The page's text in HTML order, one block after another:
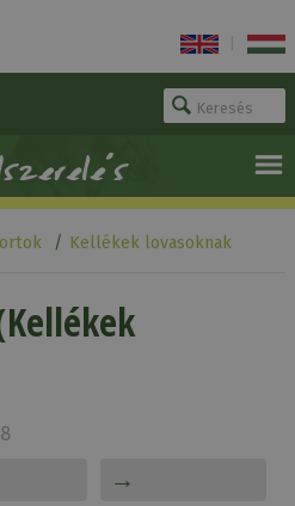
Kellékek lovasoknak
→